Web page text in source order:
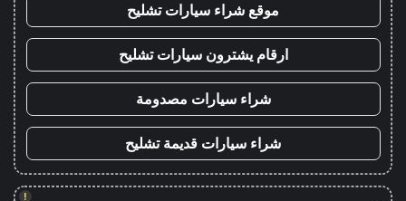
موقع شراء سيارات تشليح
ارقام يشترون سيارات تشليح
شراء سيارات مصدومة
شراء سيارات قديمة تشليح
!